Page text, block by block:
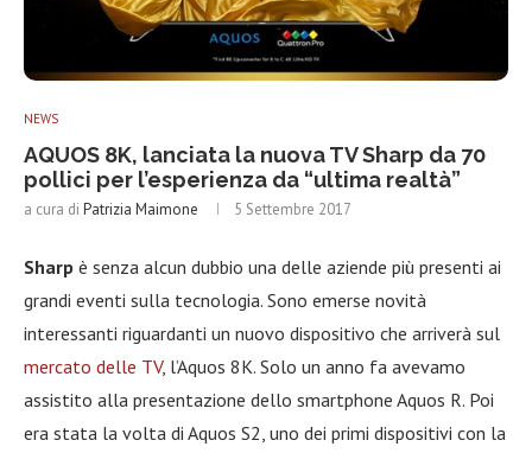
NEWS
AQUOS 8K, lanciata la nuova TV Sharp da 70
pollici per l’esperienza da “ultima realtà”
a cura di Patrizia Maimone 5 Settembre 2017
Sharp è senza alcun dubbio una delle aziende più presenti ai
grandi eventi sulla tecnologia. Sono emerse novità
interessanti riguardanti un nuovo dispositivo che arriverà sul
mercato delle TV, l’Aquos 8K. Solo un anno fa avevamo
assistito alla presentazione dello smartphone Aquos R. Poi
era stata la volta di Aquos S2, uno dei primi dispositivi con la